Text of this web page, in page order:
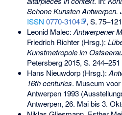
Schone Kunsten Antwerpen.
ISSN 0770-3104 , S.75–121
Leonid Malec: Antwerpener
Friedrich Richter (Hrsg.):
Kunstmetropole im
Petersberg 2015, S. 244–251
Hans Nieuwdorp (Hrsg.):
16th centuries. Museum
Antwerpen 1993
Antwerpen, 26. Mai bis 3.